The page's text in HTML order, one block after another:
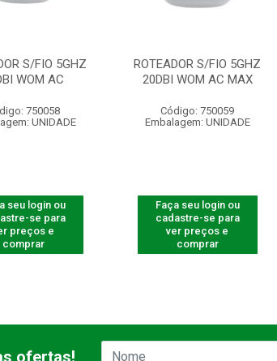
S/FIO 5GHZ
WOM AC
750058
UNIDADE
seu login ou
se para
preços e
comprar
ROTEADOR S/FIO 5GHZ
20DBI WOM AC MAX
Código: 750059
Embalagem: UNIDADE
Faça seu login ou
cadastre-se para
ver preços e
comprar
ofertas!